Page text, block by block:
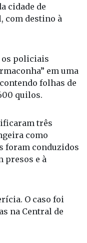
cidade de
com destino à
os policiais
em uma
folhas de
quilos.
três
como
foram conduzidos
presos e à
O caso foi
na Central de